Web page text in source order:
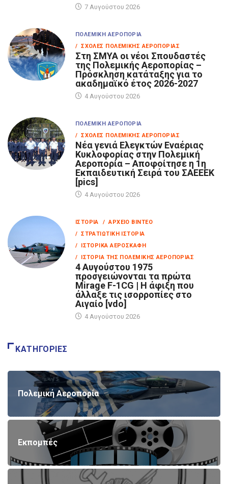
7 Αυγούστου 2026
ΠΟΛΕΜΙΚΉ ΑΕΡΟΠΟΡΊΑ
/ ΣΧΟΛΈΣ ΠΟΛΕΜΙΚΉΣ ΑΕΡΟΠΟΡΊΑΣ
Στη ΣΜΥΑ οι νέοι Σπουδαστές
της Πολεμικής Αεροπορίας –
Πρόσκληση κατάταξης για το
ακαδημαϊκό έτος 2026-2027
4 Αυγούστου 2026
ΠΟΛΕΜΙΚΉ ΑΕΡΟΠΟΡΊΑ
/ ΣΧΟΛΈΣ ΠΟΛΕΜΙΚΉΣ ΑΕΡΟΠΟΡΊΑΣ
Νέα γενιά Ελεγκτών Εναέριας
Κυκλοφορίας στην Πολεμική
Αεροπορία – Αποφοίτησε η 1η
Εκπαιδευτική Σειρά του ΣΑΕΕΕΚ
[pics]
4 Αυγούστου 2026
ΙΣΤΟΡΊΑ
/ ΑΡΧΕΊΟ ΒΊΝΤΕΟ
/ ΣΤΡΑΤΙΩΤΙΚΉ ΙΣΤΟΡΊΑ
/ ΙΣΤΟΡΙΚΆ ΑΕΡΟΣΚΆΦΗ
/ ΙΣΤΟΡΊΑ ΤΗΣ ΠΟΛΕΜΙΚΉΣ ΑΕΡΟΠΟΡΊΑΣ
4 Αυγούστου 1975
προσγειώνονται τα πρώτα
Mirage F-1CG | Η άφιξη που
άλλαξε τις ισορροπίες στο
Αιγαίο [vdo]
4 Αυγούστου 2026
ΚΑΤΗΓΟΡΊΕΣ
Πολεμική Αεροπορία
Εκπομπές